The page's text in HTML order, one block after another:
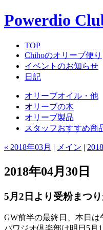
Powerdio
TOP
Chihoのオリーブ便り
イベントのお知らせ
日記
オリーブオイル・他
オリーブの木
オリーブ製品
スタッフおすすめ商
« 2018年03月 | メイン |
2018年04月30日
5月2日より受粉まつり
GW前半の最終日、本日は